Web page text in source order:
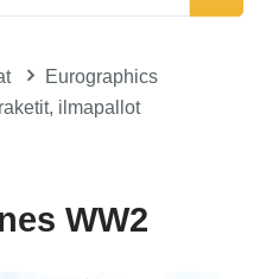
Eurographics
ilmapallot
WW2